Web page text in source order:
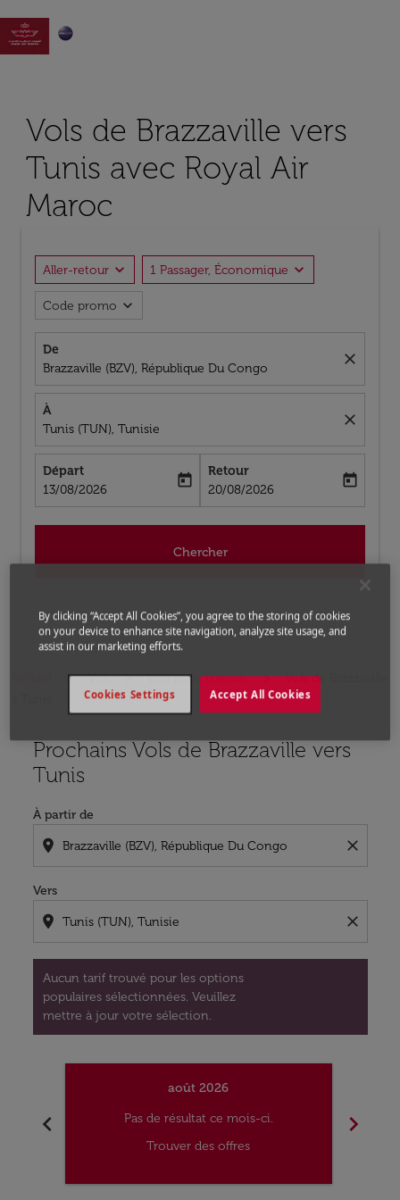

Vols de Brazzaville vers
Tunis avec Royal Air
Maroc
Aller-retour expand_more 1 Passager, Économique expand_more
Code promo expand_more
De
Brazzaville (BZV), République Du Congo
close
À
Tunis (TUN), Tunisie
close
Départ
fc-booking-departure-date-aria-label
13/08/2026
today
Retour
fc-booking-return-date-aria-label
20/08/2026
today
Chercher
Vols Vols pour Tunisie
Vols de Brazzaville
Prochains Vols de Brazzaville vers
Tunis
À partir de
location_on close
Vers
location_on close
Aucun tarif trouvé pour les options
populaires sélectionnées. Veuillez
mettre à jour votre sélection.
Aucun tarif trouvé pour les options populaires
chevron_left
août 2026
Pas de résultat ce mois-ci.
Trouver des offres
chevron_right
By clicking “Accept All Cookies”, you agree to the storing of cookies
on your device to enhance site navigation, analyze site usage, and
assist in our marketing efforts.
Accept All Cookies
Cookies Settings